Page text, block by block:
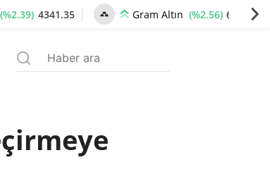
(%2.39) 4341.35 Gram Altın (%2.56) 6658.83